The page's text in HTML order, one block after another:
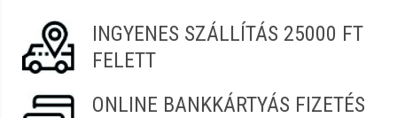
Viktória 2021.08.21. 21:00
INGYENES SZÁLLÍTÁS 25000 FT
FELETT
ONLINE BANKKÁRTYÁS FIZETÉS